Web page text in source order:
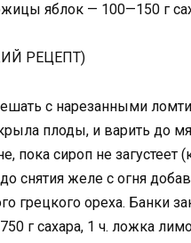
яблок — 100—150 г
РЕЦЕПТ)
с нарезанными
плоды, и варить до
пока сироп не
снятия желе с огня
грецкого ореха. Банки
г сахара, 1 ч. ложка